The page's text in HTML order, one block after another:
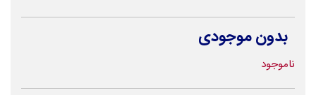
بدون موجودی
ناموجود